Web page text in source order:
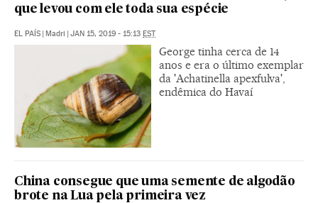
que levou com ele toda sua espécie
EL PAÍS | Madri | JAN 15, 2019 - 15:13 EST
George tinha cerca de 14
anos e era o último exemplar
da 'Achatinella apexfulva',
endêmica do Havaí
China consegue que uma semente de algodão
brote na Lua pela primeira vez